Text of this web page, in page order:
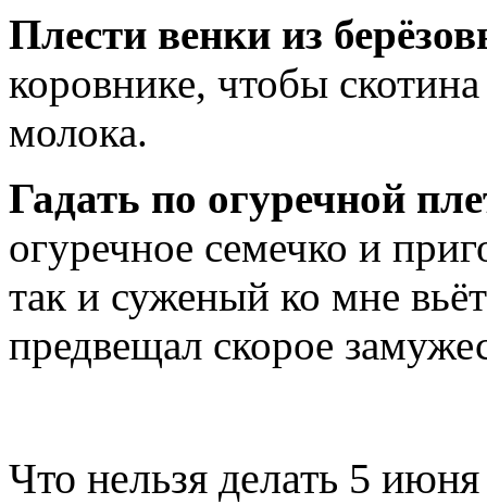
Плести венки из
коровнике, чтобы
молока.
Гадать по огуречной
огуречное семечко и
так и суженый ко мне
предвещал скорое
Что нельзя делать 5 июня